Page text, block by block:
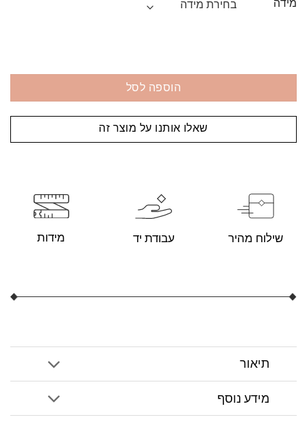
מידה
הוספה לסל
שאלו אותנו על מוצר זה
שילוח מהיר עבודת יד מידות
תיאור
מידע נוסף